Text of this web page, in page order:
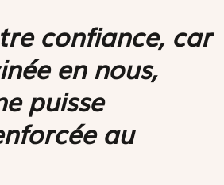
confiance, car
en nous,
puisse
au